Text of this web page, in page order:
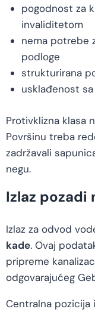
pogodnost za
invaliditetom
nema potrebe
podloge
strukturirana
usklađenost sa
Protivklizna klasa
Površinu treba
zadržavali
negu.
Izlaz pozadi
Izlaz za odvod
kade. Ovaj
pripreme
odgovarajućeg
Centralna pozicija